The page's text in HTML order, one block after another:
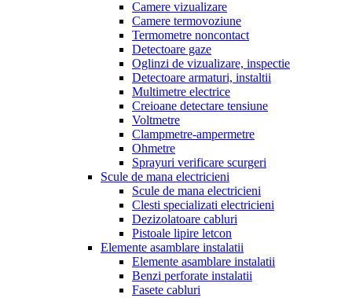
Camere vizualizare
Camere termovoziune
Termometre noncontact
Detectoare gaze
Oglinzi de vizualizare, inspectie
Detectoare armaturi, instaltii
Multimetre electrice
Creioane detectare tensiune
Voltmetre
Clampmetre-ampermetre
Ohmetre
Sprayuri verificare scurgeri
Scule de mana electricieni
Scule de mana electricieni
Clesti specializati electricieni
Dezizolatoare cabluri
Pistoale lipire letcon
Elemente asamblare instalatii
Elemente asamblare instalatii
Benzi perforate instalatii
Fasete cabluri